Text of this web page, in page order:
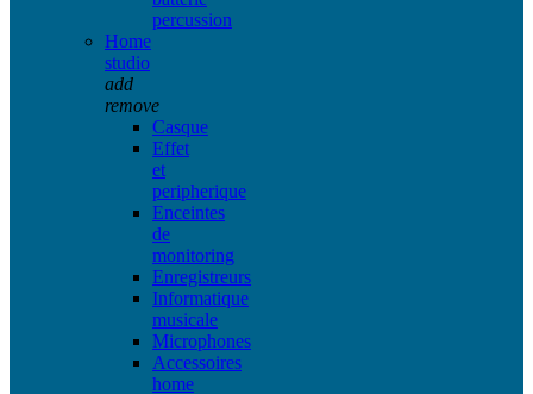
percussion
Home
studio
add
remove
Casque
Effet
et
peripherique
Enceintes
de
monitoring
Enregistreurs
Informatique
musicale
Microphones
Accessoires
home